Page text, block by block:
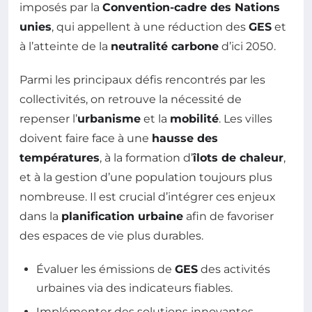
imposés par la Convention-cadre des Nations
unies, qui appellent à une réduction des GES et
à l’atteinte de la neutralité carbone d’ici 2050.
Parmi les principaux défis rencontrés par les
collectivités, on retrouve la nécessité de
repenser l’urbanisme et la mobilité. Les villes
doivent faire face à une hausse des
températures, à la formation d’îlots de chaleur,
et à la gestion d’une population toujours plus
nombreuse. Il est crucial d’intégrer ces enjeux
dans la planification urbaine afin de favoriser
des espaces de vie plus durables.
Évaluer les émissions de GES des activités
urbaines via des indicateurs fiables.